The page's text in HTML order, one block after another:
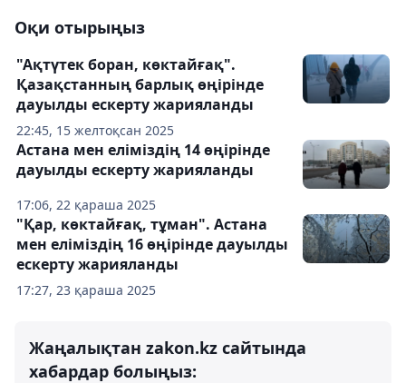
Оқи отырыңыз
22:45, 15 желтоқсан 2025
"Ақтүтек боран, көктайғақ".
Қазақстанның барлық өңірінде
дауылды ескерту жарияланды
17:06, 22 қараша 2025
Астана мен еліміздің 14 өңірінде
дауылды ескерту жарияланды
17:27, 23 қараша 2025
"Қар, көктайғақ, тұман". Астана
мен еліміздің 16 өңірінде дауылды
ескерту жарияланды
Жаңалықтан zakon.kz сайтында
хабардар болыңыз: